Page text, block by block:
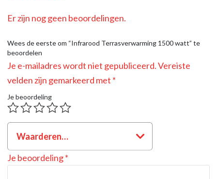
Er zijn nog geen beoordelingen.
Wees de eerste om “Infrarood Terrasverwarming 1500 watt” te
beoordelen
Je e-mailadres wordt niet gepubliceerd.Vereiste
velden zijn gemarkeerd met *
Je beoordeling
Waarderen…
Je beoordeling*